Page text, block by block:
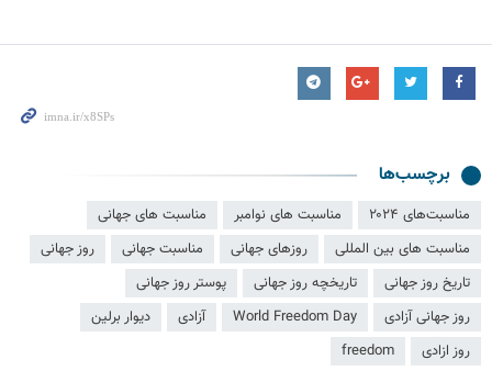
برچسب‌ها
مناسبت‌های ۲۰۲۴ مناسبت های نوامبر
مناسبت های جهانی
مناسبت های بین المللی
روزهای جهانی مناسبت جهانی
روز جهانی
تاریخ روز جهانی
تاریخچه روز جهانی
پوستر روز جهانی
روز جهانی آزادی
World Freedom Day آزادی
دیوار برلین
روز ازادی
freedom